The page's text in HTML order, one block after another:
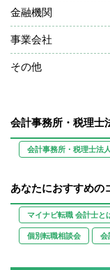
金融機関
事業会社
その他
会計事務所・税理士
会計事務所・税理士法
あなたにおすすめの
マイナビ転職 会計士と
個別転職相談会 会